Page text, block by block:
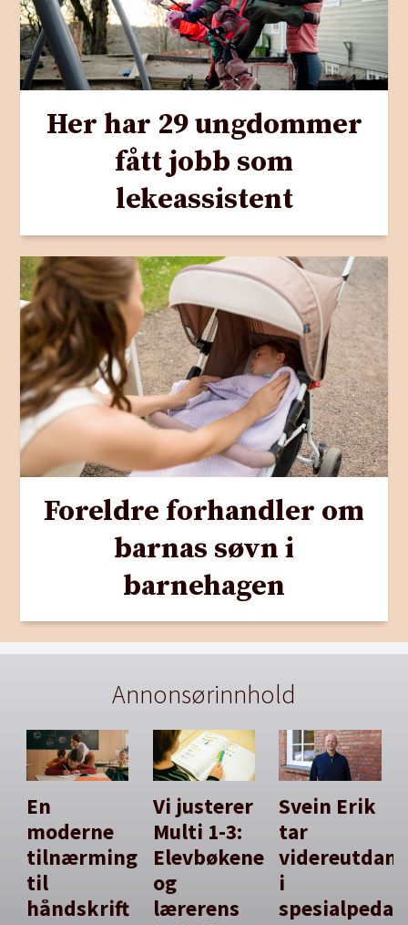
Her har 29 ungdommer
fått jobb som
lekeassistent
Foreldre forhandler om
barnas søvn i
barnehagen
Annonsørinnhold
En
moderne
tilnærming
til
håndskrift
Vi justerer
Multi 1-3:
Elevbøkene
og
lærerens
Svein Erik
tar
i